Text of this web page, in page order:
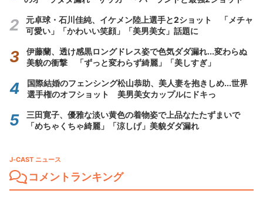
元卓球・石川佳純、イケメン陸上選手と2ショット 「メチャ
可愛い」「かわいい笑顔」「美男美女」話題に
伊藤蘭、透け感黒ロングドレス姿で色気ダダ漏れ...変わらぬ
美貌の衝撃 「ずっと変わらず綺麗」「美しすぎ」
国際結婚のフェンシング松山恭助、美人妻を抱きしめ...世界
選手権のオフショット 美男美女カップルにドキっ
三田寛子、優雅な淡い黄色の着物姿で上品なたたずまいで
「めちゃくちゃ綺麗」「涼しげ」美貌ダダ漏れ
J-CAST ニュース
コメントランキング